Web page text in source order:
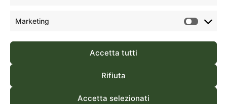
Marketing
Accetta tutti
Rifiuta
Accetta selezionati
1832587
Green Sardinia è un marchio di FA Travel Srl | Licenza
Regionale Agenzie di Viaggi e Turismo della Sardegna N. 273 |
P. IVA 03018430920 | REA CA240172 | Powered by